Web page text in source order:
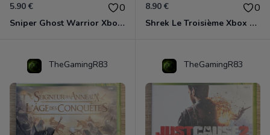
5.90 € 0
Sniper Ghost Warrior Xbox 360
8.90 € 0
Shrek Le Troisième Xbox 360
TheGamingR83 TheGamingR83